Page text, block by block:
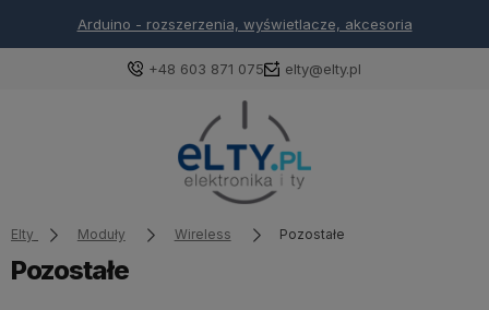
Arduino - rozszerzenia, wyświetlacze, akcesoria
+48 603 871 075 elty@elty.pl
Elty Moduły Wireless Pozostałe
Pozostałe